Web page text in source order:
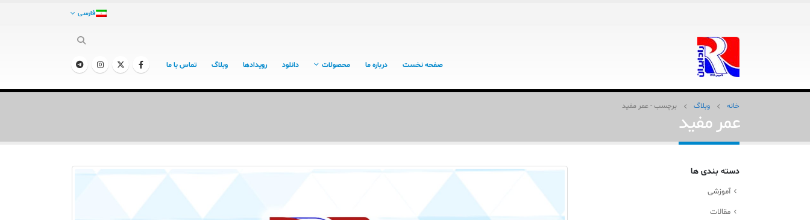
فارسی
صفحه نخست درباره ما محصولات دانلود رویدادها وبلاگ تماس با ما
خانه وبلاگ برچسب - عمر مفید
عمر مفید
دسته بندی ها
آموزشی
مقالات